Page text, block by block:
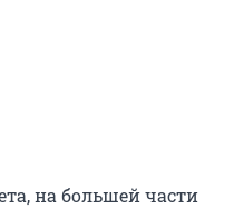
на большей части